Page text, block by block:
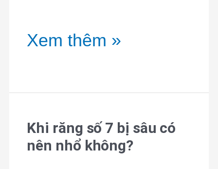
nhổ
Xem thêm »
Khi răng số 7 bị sâu có
nên nhổ không?
Khi
răng